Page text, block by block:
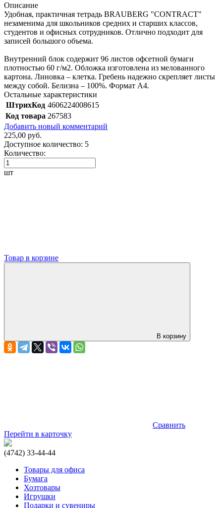
Описание
Удобная, практичная тетрадь BRAUBERG "CONTRACT"
незаменима для школьников средних и старших классов,
студентов и офисных сотрудников. Отлично подходит для
записей большого объема.
Внутренний блок содержит 96 листов офсетной бумаги
плотностью 60 г/м2. Обложка изготовлена из мелованного
картона. Линовка – клетка. Гребень надежно скрепляет листы
между собой. Белизна – 100%. Формат А4.
Остальные характеристики
ШтрихКод 4606224008615
Код товара 267583
Добавить новый комментарий
225,00 руб.
Доступное количество: 5
Количество:
шт
Товар в корзине
В корзину
Сравнить
Перейти в карточку
(4742) 33-44-44
Товары для офиса
Бумага
Хозтовары
Игрушки
Подарки и сувениры